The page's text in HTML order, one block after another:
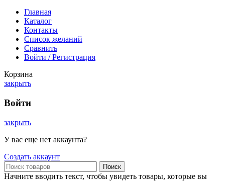
Главная
Каталог
Контакты
Список желаний
Сравнить
Войти / Регистрация
Корзина
закрыть
Войти
закрыть
У вас еще нет аккаунта?
Создать аккаунт
Поиск
Начните вводить текст, чтобы увидеть товары, которые вы